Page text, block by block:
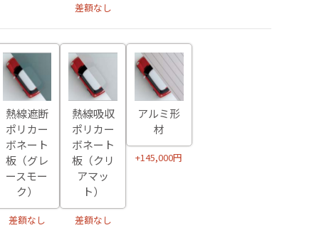
差額なし
熱線遮断
ポリカー
ボネート
板（グレ
ースモー
ク）
差額なし
熱線吸収
ポリカー
ボネート
板（クリ
アマッ
ト）
差額なし
アルミ形
材
+145,000円